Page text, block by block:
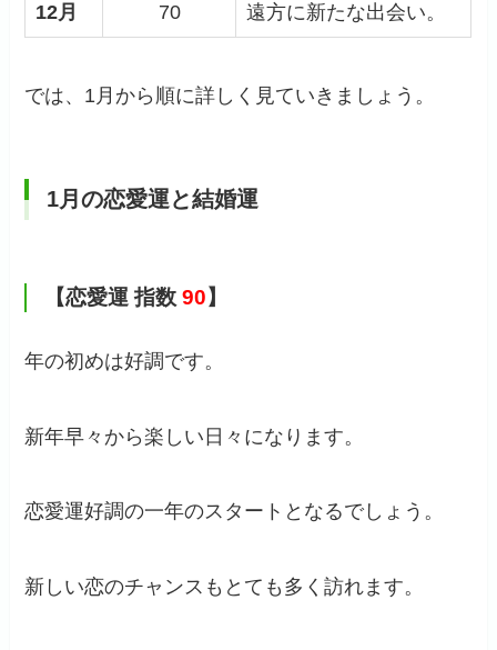
12月 70 遠方に新たな出会い。
では、1月から順に詳しく見ていきましょう。
1月の恋愛運と結婚運
【恋愛運 指数90】
年の初めは好調です。
新年早々から楽しい日々になります。
恋愛運好調の一年のスタートとなるでしょう。
新しい恋のチャンスもとても多く訪れます。